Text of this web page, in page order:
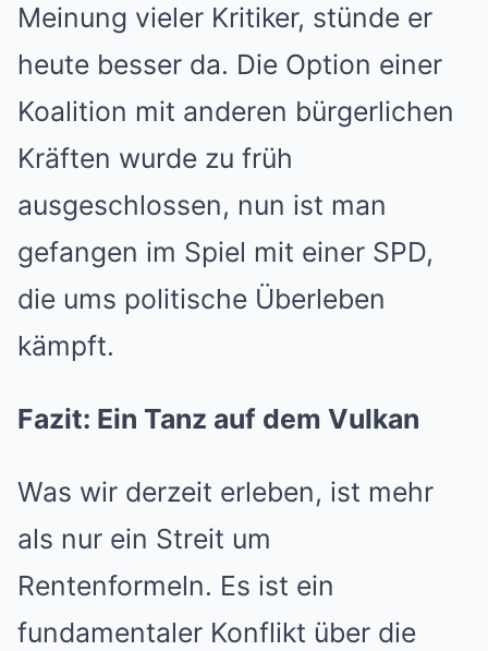
Meinung vieler Kritiker, stünde er
heute besser da. Die Option einer
Koalition mit anderen bürgerlichen
Kräften wurde zu früh
ausgeschlossen, nun ist man
gefangen im Spiel mit einer SPD,
die ums politische Überleben
kämpft.
Fazit: Ein Tanz auf dem Vulkan
Was wir derzeit erleben, ist mehr
als nur ein Streit um
Rentenformeln. Es ist ein
fundamentaler Konflikt über die